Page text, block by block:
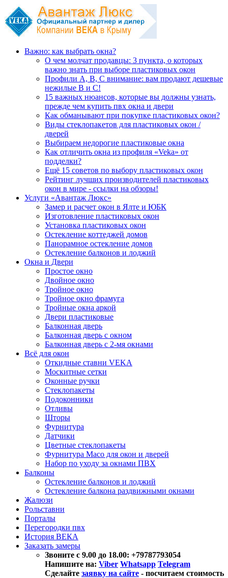
Важно: как выбрать окна?
О чем молчат продавцы: 3 пункта, о которых
важно знать при выборе пластиковых окон
Профили А, В, С внимание: вам продают дешевые
нежилые В и С!
15 важных нюансов, которые вы должны узнать,
прежде чем купить пвх окна и двери
Как обманывают при покупке пластиковых окон?
Виды стеклопакетов для пластиковых окон /
дверей
Выбираем недорогие пластиковые окна
Как отличить окна из профиля «Veka» от
подделки?
Ещё 15 советов по выбору пластиковых окон
Рейтинг лучших производителей пластиковых
окон в мире - ссылки на обзоры!
Услуги «Авантаж Люкс»
Замер и расчет окон в Ялте и ЮБК
Изготовление пластиковых окон
Установка пластиковых окон
Остекление коттеджей домов
Панорамное остекление домов
Остекление балконов и лоджий
Окна и Двери
Простое окно
Двойное окно
Тройное окно
Тройное окно фрамуга
Тройные окна аркой
Двери пластиковые
Балконная дверь
Балконная дверь с окном
Балконная дверь с 2-мя окнами
Всё для окон
Откидные ставни VEKA
Москитные сетки
Оконные ручки
Стеклопакеты
Подоконники
Отливы
Шторы
Фурнитура
Датчики
Цветные стеклопакеты
Фурнитура Maco для окон и дверей
Набор по уходу за окнами ПВХ
Балконы
Остекление балконов и лоджий
Остекление балкона раздвижными окнами
Жалюзи
Рольставни
Порталы
Перегородки пвх
История ВЕКА
Заказать замеры
Звоните с 9.00 до 18.00: +79787793054
Напишите на: Viber Whatsapp Telegram
Сделайте заявку на сайте - посчитаем стоимость